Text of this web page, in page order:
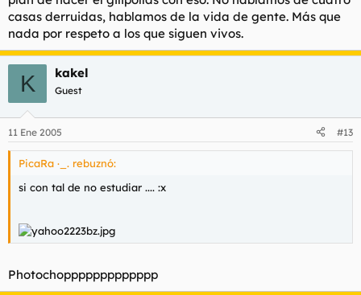
casas derruidas, hablamos de la vida de gente. Más que
nada por respeto a los que siguen vivos.
K kakel
Guest
11 Ene 2005 #13
PicaRa ·_. rebuznó:
si con tal de no estudiar .... :x
Photochoppppppppppppp